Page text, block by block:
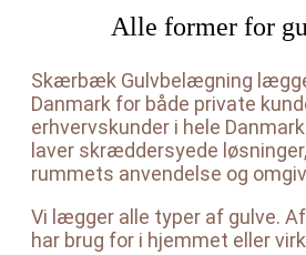
Alle former for
Skærbæk Gulvbelægning
Danmark for både private
erhvervskunder i hele
laver skræddersyede
rummets anvendelse og
Vi lægger alle typer af gulve.
har brug for i hjemmet eller